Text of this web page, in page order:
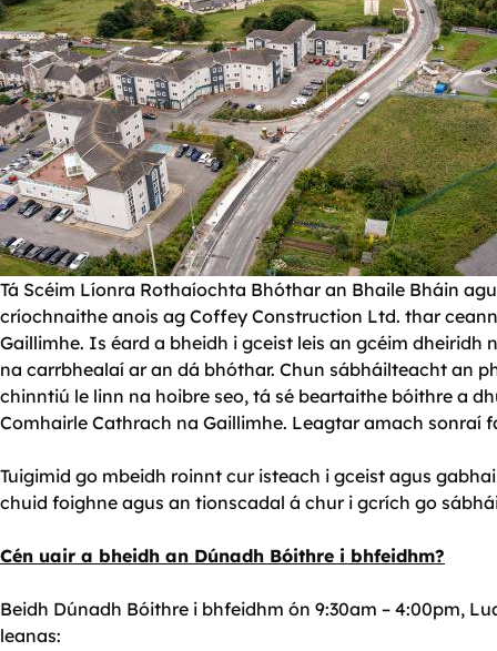
Tá Scéim Líonra Rothaíochta Bhóthar an Bhaile Bháin
críochnaithe anois ag Coffey Construction Ltd. thar
Gaillimhe. Is éard a bheidh i gceist leis an gcéim dheiridh
na carrbhealaí ar an dá bhóthar. Chun sábháilteacht an
chinntiú le linn na hoibre seo, tá sé beartaithe bóithre a
Comhairle Cathrach na Gaillimhe. Leagtar amach sonraí
Tuigimid go mbeidh roinnt cur isteach i gceist agus
chuid foighne agus an tionscadal á chur i gcrích go
Cén uair a bheidh an Dúnadh Bóithre i bhfeidhm?
Beidh Dúnadh Bóithre i bhfeidhm ón 9:30am – 4:00pm,
leanas: